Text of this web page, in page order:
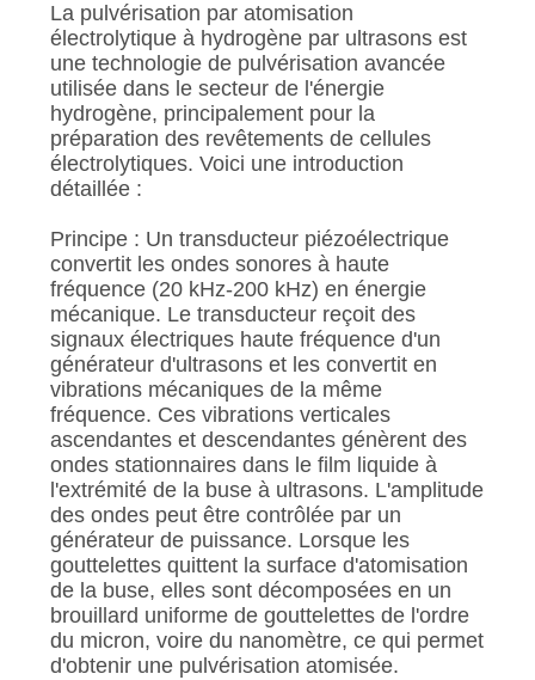
SITE
POLITIQUE
CONFIDENTIALITÉ
La pulvérisation par atomisation
électrolytique à hydrogène par ultrasons est
une technologie de pulvérisation avancée
utilisée dans le secteur de l'énergie
hydrogène, principalement pour la
préparation des revêtements de cellules
électrolytiques. Voici une introduction
détaillée :
Principe : Un transducteur piézoélectrique
convertit les ondes sonores à haute
fréquence (20 kHz-200 kHz) en énergie
mécanique. Le transducteur reçoit des
signaux électriques haute fréquence d'un
générateur d'ultrasons et les convertit en
vibrations mécaniques de la même
fréquence. Ces vibrations verticales
ascendantes et descendantes génèrent des
ondes stationnaires dans le film liquide à
l'extrémité de la buse à ultrasons. L'amplitude
des ondes peut être contrôlée par un
générateur de puissance. Lorsque les
gouttelettes quittent la surface d'atomisation
de la buse, elles sont décomposées en un
brouillard uniforme de gouttelettes de l'ordre
du micron, voire du nanomètre, ce qui permet
d'obtenir une pulvérisation atomisée.